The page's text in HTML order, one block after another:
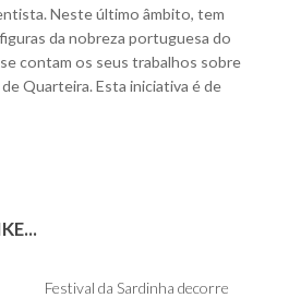
Neste último âmbito, tem
da nobreza portuguesa do
contam os seus trabalhos sobre
Quarteira. Esta iniciativa é de
Festival da Sardinha decorre